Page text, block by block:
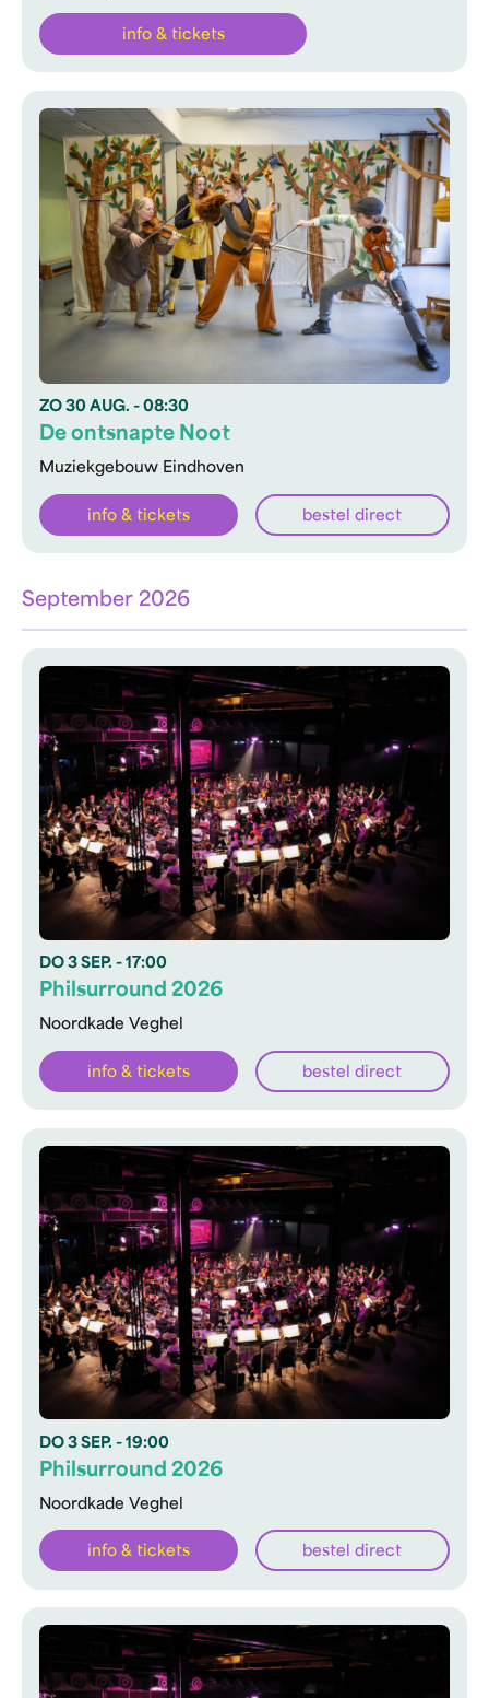
info & tickets
ZO 30 AUG. - 08:30
Muziekgebouw Eindhoven
De ontsnapte Noot
info & tickets bestel direct
September 2026
DO 3 SEP. - 17:00
Noordkade Veghel
Philsurround 2026
info & tickets bestel direct
DO 3 SEP. - 19:00
Noordkade Veghel
Philsurround 2026
info & tickets bestel direct